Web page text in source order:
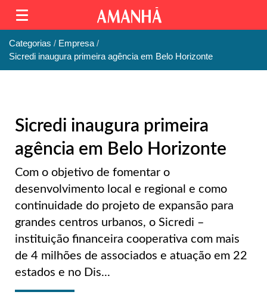
Categorias
Empresa
Sicredi inaugura primeira agência em Belo Horizonte
Sicredi inaugura primeira
agência em Belo Horizonte
Com o objetivo de fomentar o
desenvolvimento local e regional e como
continuidade do projeto de expansão para
grandes centros urbanos, o Sicredi –
instituição financeira cooperativa com mais
de 4 milhões de associados e atuação em 22
estados e no Dis...